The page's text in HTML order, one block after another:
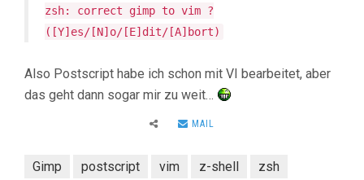
zsh: correct gimp to vim ?
([Y]es/[N]o/[E]dit/[A]bort)
Also Postscript habe ich schon mit VI bearbeitet, aber
das geht dann sogar mir zu weit…
MAIL
Gimp postscript vim z-shell zsh